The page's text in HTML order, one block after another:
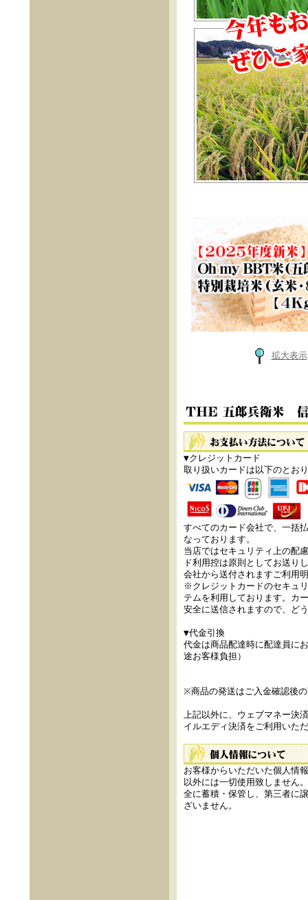
拡大表示
▼クレジットカード
取り扱いカードは以下のとお
すべてのカード会社で、一括
なっております。
当店ではセキュリティ上の配
ド利用控は原則としてお送り
会社から送付されますご利用
※クレジットカードのセキュ
テムを利用しております。カ
安全に送信されますので、ど
▼代金引換
代金は商品配達時に配達員に
途お客様負担）
※商品の発送はご入金確認後
上記以外に、ウェブマネー決
イルエディ決済をご利用いた
お客様からいただいた個人情
以外には一切使用致しません
全に蓄積・保管し、第三者に
ざいません。